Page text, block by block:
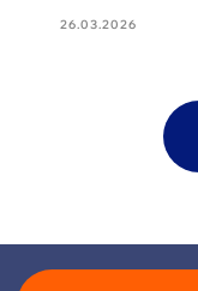
26.03.2026